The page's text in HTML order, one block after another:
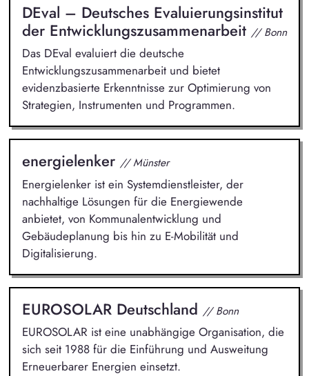
DEval – Deutsches Evaluierungsinstitut
der Entwicklungszusammenarbeit // Bonn
Das DEval evaluiert die deutsche
Entwicklungszusammenarbeit und bietet
evidenzbasierte Erkenntnisse zur Optimierung von
Strategien, Instrumenten und Programmen.
energielenker // Münster
Energielenker ist ein Systemdienstleister, der
nachhaltige Lösungen für die Energiewende
anbietet, von Kommunalentwicklung und
Gebäudeplanung bis hin zu E-Mobilität und
Digitalisierung.
EUROSOLAR Deutschland // Bonn
EUROSOLAR ist eine unabhängige Organisation, die
sich seit 1988 für die Einführung und Ausweitung
Erneuerbarer Energien einsetzt.